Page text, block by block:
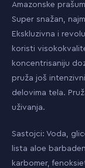
Amazonske
Super snažan,
Ekskluzivna i
koristi
koncentrisaniju
pruža još
delovima tela.
uživanja.
Sastojci: Voda,
lista aloe
karbomer,